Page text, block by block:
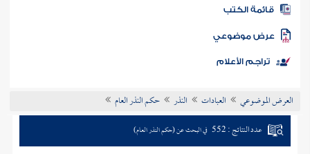
المكتبة
الكتب
موضوعي
تراجم الأعلام
العرض الموضوعي العبادات النذر حكم النذر العام
عدد النتائج : 552 في البحث عن (حكم النذر العام)